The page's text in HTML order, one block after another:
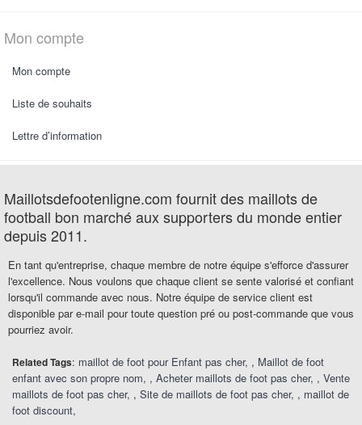
Mon compte
Mon compte
Liste de souhaits
Lettre d’information
Maillotsdefootenligne.com fournit des maillots de
football bon marché aux supporters du monde entier
depuis 2011.
En tant qu'entreprise, chaque membre de notre équipe s'efforce d'assurer
l'excellence. Nous voulons que chaque client se sente valorisé et confiant
lorsqu'il commande avec nous. Notre équipe de service client est
disponible par e-mail pour toute question pré ou post-commande que vous
pourriez avoir.
Related Tags: maillot de foot pour Enfant pas cher , Maillot de foot
enfant avec son propre nom , Acheter maillots de foot pas cher , Vente
maillots de foot pas cher , Site de maillots de foot pas cher , maillot de
foot discount